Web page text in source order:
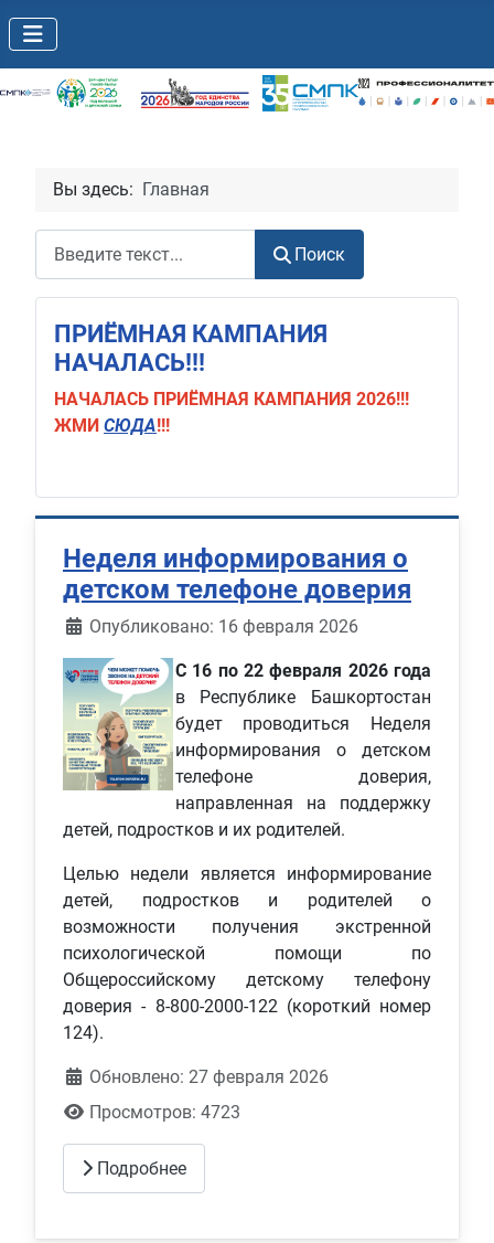
Вы здесь: Главная
Поиск
ПРИЁМНАЯ КАМПАНИЯ
НАЧАЛАСЬ!!!
НАЧАЛАСЬ ПРИЁМНАЯ КАМПАНИЯ 2026!!!
ЖМИ СЮДА!!!
Неделя информирования о
детском телефоне доверия
Информация о материале
Опубликовано: 16 февраля 2026
С 16 по 22 февраля 2026 года
в Республике Башкортостан
будет проводиться Неделя
информирования о детском
телефоне доверия,
направленная на поддержку
детей, подростков и их родителей.
Целью недели является информирование
детей, подростков и родителей о
возможности получения экстренной
психологической помощи по
Общероссийскому детскому телефону
доверия - 8-800-2000-122 (короткий номер
124).
Обновлено: 27 февраля 2026
Просмотров: 4723
Подробнее